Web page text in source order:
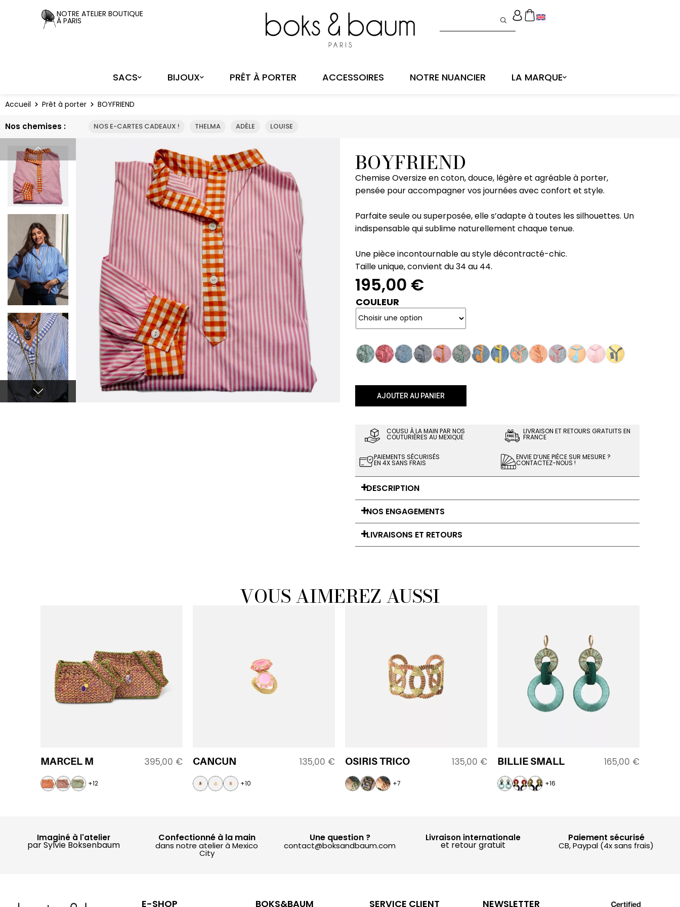
NOTRE ATELIER BOUTIQUE
À PARIS
SACS BIJOUX PRÊT À PORTER ACCESSOIRES NOTRE NUANCIER LA MARQUE
Accueil Prêt à porter BOYFRIEND
Nos chemises : NOS E-CARTES CADEAUX ! THELMA ADÈLE LOUISE
BOYFRIEND
Chemise Oversize en coton, douce, légère et agréable à porter,
pensée pour accompagner vos journées avec confort et style.
Parfaite seule ou superposée, elle s’adapte à toutes les silhouettes. Un
indispensable qui sublime naturellement chaque tenue.
Une pièce incontournable au style décontracté-chic.
Taille unique, convient du 34 au 44.
195,00 €
COULEUR
AJOUTER AU PANIER
COUSU À LA MAIN PAR NOS
COUTURIÈRES AU MEXIQUE
LIVRAISON ET RETOURS GRATUITS EN
FRANCE
PAIEMENTS SÉCURISÉS
EN 4X SANS FRAIS
ENVIE D’UNE PIÈCE SUR MESURE ?
CONTACTEZ-NOUS !
DESCRIPTION
NOS ENGAGEMENTS
LIVRAISONS ET RETOURS
VOUS AIMEREZ AUSSI
MARCEL M 395,00 €
+12
CANCUN 135,00 €
+10
OSIRIS TRICO 135,00 €
+7
BILLIE SMALL 165,00 €
+16
Imaginé à l'atelier
par Sylvie Boksenbaum
Confectionné à la main
dans notre atelier à Mexico
City
Une question ?
contact@boksandbaum.com
Livraison internationale
et retour gratuit
Paiement sécurisé
CB, Paypal (4x sans frais)
E-SHOP BOKS&BAUM SERVICE CLIENT NEWSLETTER
Panneau de gestion des cookies